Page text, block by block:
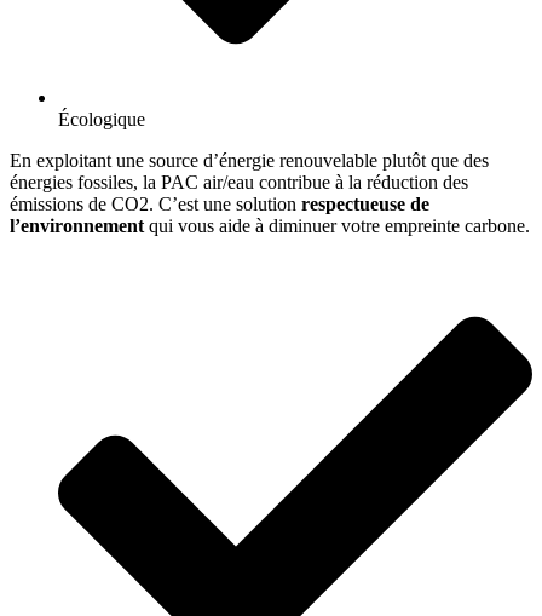
Écologique
En exploitant une source d’énergie renouvelable plutôt que des
énergies fossiles, la PAC air/eau contribue à la réduction des
émissions de CO2. C’est une solution respectueuse de
l’environnement qui vous aide à diminuer votre empreinte carbone.